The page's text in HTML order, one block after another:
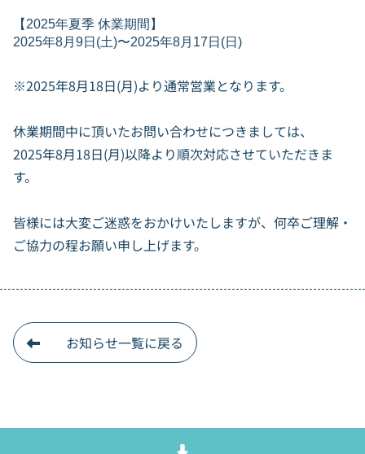
【2025年夏季 休業期間】
2025年8月9日(土)〜2025年8月17日(日)
※2025年8月18日(月)より通常営業となります。
休業期間中に頂いたお問い合わせにつきましては、
2025年8月18日(月)以降より順次対応させていただきま
す。
皆様には大変ご迷惑をおかけいたしますが、何卒ご理解・
ご協力の程お願い申し上げます。
お知らせ一覧に戻る